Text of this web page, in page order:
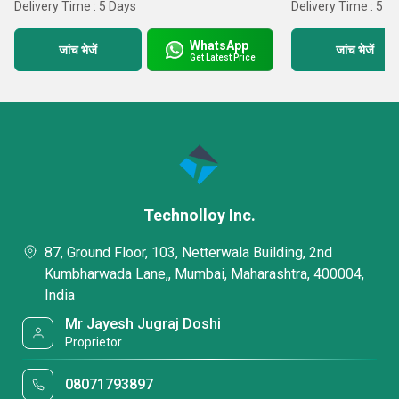
Delivery Time : 5 Days
जांच भेजें WhatsApp
Get Latest Price
Delivery Time : 5
जांच भेजें
Technolloy Inc.
87, Ground Floor, 103, Netterwala Building, 2nd
Kumbharwada Lane,, Mumbai, Maharashtra, 400004,
India
Mr Jayesh Jugraj Doshi
Proprietor
08071793897